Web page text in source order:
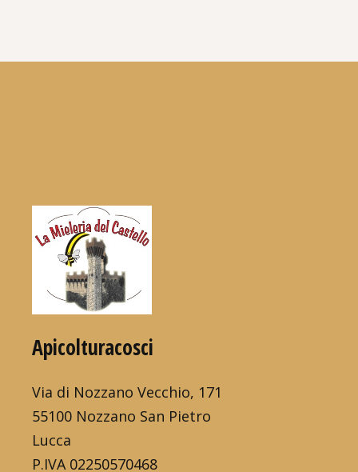
Apicolturacosci
Via di Nozzano Vecchio, 171
55100 Nozzano San Pietro
Lucca
P.IVA 02250570468